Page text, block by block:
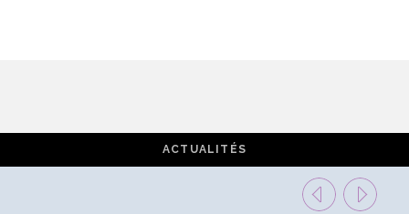
ACTUALITÉS